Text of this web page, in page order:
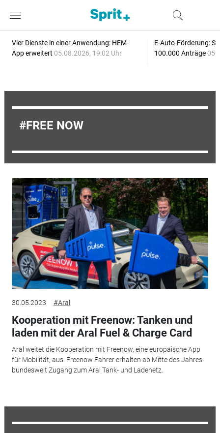
Vier Dienste in einer Anwendung: HEM-
App erweitert 05.08.2026, 19:02 Uhr
E-Auto-Förderung:
100.000 Anträge
FREE NOW
30.05.2023 #Aral
Kooperation mit Freenow: Tanken und
laden mit der Aral Fuel & Charge Card
Aral weitet die Kooperation mit Freenow, eine europäische App
für Mobilität, aus. Freenow Fahrer erhalten ab Mitte des Jahres
bundesweit Zugang zum Aral Tank- und Ladenetz.